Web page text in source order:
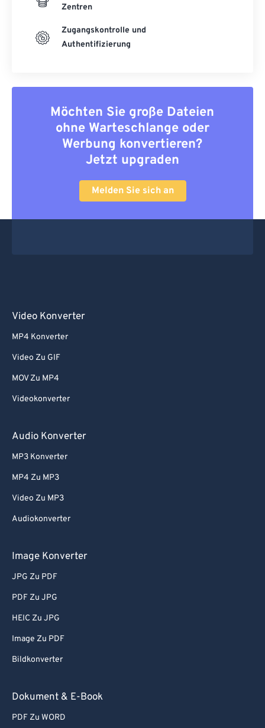
Zentren
Zugangskontrolle und
Authentifizierung
Möchten Sie große Dateien
ohne Warteschlange oder
Werbung konvertieren?
Jetzt upgraden
Melden Sie sich an
Video Konverter
MP4 Konverter
Video Zu GIF
MOV Zu MP4
Videokonverter
Audio Konverter
MP3 Konverter
MP4 Zu MP3
Video Zu MP3
Audiokonverter
Image Konverter
JPG Zu PDF
PDF Zu JPG
HEIC Zu JPG
Image Zu PDF
Bildkonverter
Dokument & E-Book
PDF Zu WORD